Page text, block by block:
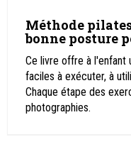
Méthode
bonne posture
Ce livre offre à l'enfant
faciles à exécuter, à
Chaque étape des
photographies.